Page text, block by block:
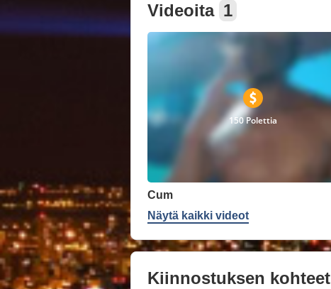
Videoita 1
150 Polettia
Cum
Näytä kaikki videot
Kiinnostuksen kohteet